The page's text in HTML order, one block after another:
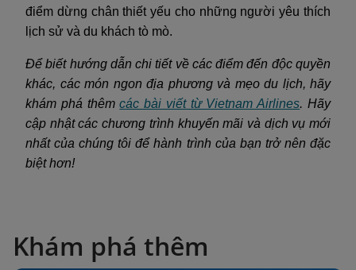
điểm dừng chân thiết yếu cho những người yêu thích
lịch sử và du khách tò mò.
Để biết hướng dẫn chi tiết về các điểm đến độc quyền
khác, các món ngon địa phương và mẹo du lịch, hãy
khám phá thêmcác bài viết từ Vietnam Airlines. Hãy
cập nhật các chương trình khuyến mãi và dịch vụ mới
nhất của chúng tôi để hành trình của bạn trở nên đặc
biệt hơn!
Khám phá thêm